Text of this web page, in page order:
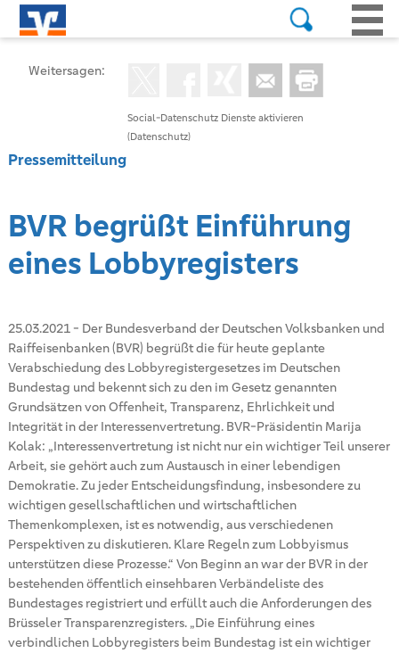
Social-Datenschutz Dienste aktivieren
(Datenschutz)
Weitersagen:
Pressemitteilung
BVR begrüßt Einführung
eines Lobbyregisters
25.03.2021- Der Bundesverband der Deutschen Volksbanken und
Raiffeisenbanken (BVR) begrüßt die für heute geplante
Verabschiedung des Lobbyregistergesetzes im Deutschen
Bundestag und bekennt sich zu den im Gesetz genannten
Grundsätzen von Offenheit, Transparenz, Ehrlichkeit und
Integrität in der Interessenvertretung. BVR-Präsidentin Marija
Kolak: „Interessenvertretung ist nicht nur ein wichtiger Teil unserer
Arbeit, sie gehört auch zum Austausch in einer lebendigen
Demokratie. Zu jeder Entscheidungsfindung, insbesondere zu
wichtigen gesellschaftlichen und wirtschaftlichen
Themenkomplexen, ist es notwendig, aus verschiedenen
Perspektiven zu diskutieren. Klare Regeln zum Lobbyismus
unterstützen diese Prozesse.“ Von Beginn an war der BVR in der
bestehenden öffentlich einsehbaren Verbändeliste des
Bundestages registriert und erfüllt auch die Anforderungen des
Brüsseler Transparenzregisters. „Die Einführung eines
verbindlichen Lobbyregisters beim Bundestag ist ein wichtiger